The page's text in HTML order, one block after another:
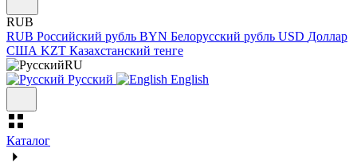
RUB
RUB Российский рубль BYN Белорусский рубль USD Доллар
США KZT Казахстанский тенге
RU
Русский
English
Каталог